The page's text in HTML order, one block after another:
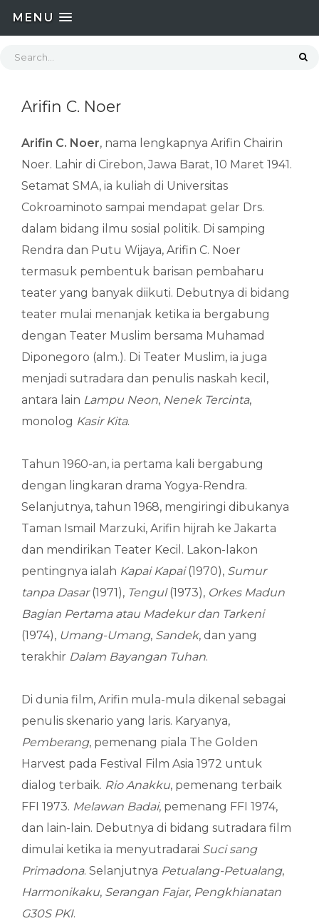
MENU
Arifin C. Noer
Arifin C. Noer, nama lengkapnya Arifin Chairin
Noer. Lahir di Cirebon, Jawa Barat, 10 Maret 1941.
Setamat SMA, ia kuliah di Universitas
Cokroaminoto sampai mendapat gelar Drs.
dalam bidang ilmu sosial politik. Di samping
Rendra dan Putu Wijaya, Arifin C. Noer
termasuk pembentuk barisan pembaharu
teater yang banyak diikuti. Debutnya di bidang
teater mulai menanjak ketika ia bergabung
dengan Teater Muslim bersama Muhamad
Diponegoro (alm.). Di Teater Muslim, ia juga
menjadi sutradara dan penulis naskah kecil,
antara lain Lampu Neon, Nenek Tercinta,
monolog Kasir Kita.
Tahun 1960-an, ia pertama kali bergabung
dengan lingkaran drama Yogya-Rendra.
Selanjutnya, tahun 1968, mengiringi dibukanya
Taman Ismail Marzuki, Arifin hijrah ke Jakarta
dan mendirikan Teater Kecil. Lakon-lakon
pentingnya ialah Kapai Kapai(1970), Sumur
tanpa Dasar(1971), Tengul(1973), Orkes Madun
Bagian Pertama atau Madekur dan Tarkeni
(1974), Umang-Umang, Sandek, dan yang
terakhir Dalam Bayangan Tuhan.
Di dunia film, Arifin mula-mula dikenal sebagai
penulis skenario yang laris. Karyanya,
Pemberang, pemenang piala The Golden
Harvest pada Festival Film Asia 1972 untuk
dialog terbaik. Rio Anakku, pemenang terbaik
FFI 1973. Melawan Badai, pemenang FFI 1974,
dan lain-lain. Debutnya di bidang sutradara film
dimulai ketika ia menyutradarai Suci sang
Primadona. Selanjutnya Petualang-Petualang,
Harmonikaku, Serangan Fajar, Pengkhianatan
G30S PKI.